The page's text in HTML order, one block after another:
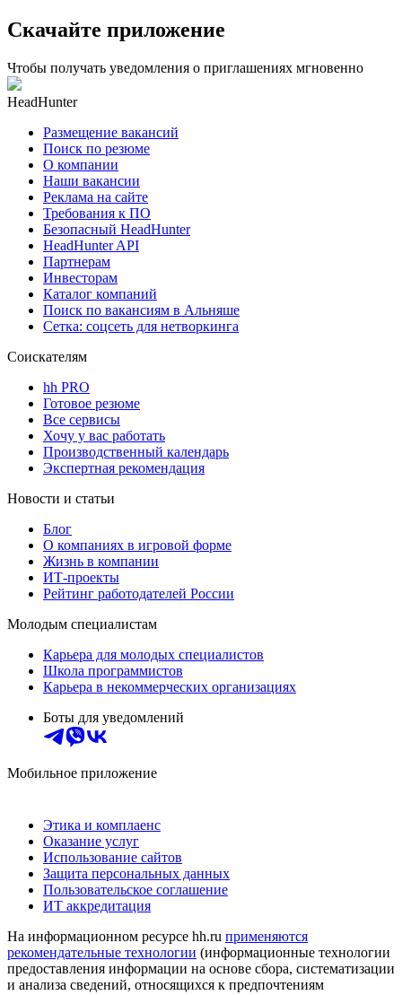
Скачайте приложение
Чтобы получать уведомления о приглашениях мгновенно
HeadHunter
Размещение вакансий
Поиск по резюме
О компании
Наши вакансии
Реклама на сайте
Требования к ПО
Безопасный HeadHunter
HeadHunter API
Партнерам
Инвесторам
Каталог компаний
Поиск по вакансиям в Альняше
Сетка: соцсеть для нетворкинга
Соискателям
hh PRO
Готовое резюме
Все сервисы
Хочу у вас работать
Производственный календарь
Экспертная рекомендация
Новости и статьи
Блог
О компаниях в игровой форме
Жизнь в компании
ИТ-проекты
Рейтинг работодателей России
Молодым специалистам
Карьера для молодых специалистов
Школа программистов
Карьера в некоммерческих организациях
Боты для уведомлений
Мобильное приложение
Этика и комплаенс
Оказание услуг
Использование сайтов
Защита персональных данных
Пользовательское соглашение
ИТ аккредитация
На информационном ресурсе hh.ru применяются
рекомендательные технологии (информационные технологии
предоставления информации на основе сбора, систематизации
и анализа сведений, относящихся к предпочтениям